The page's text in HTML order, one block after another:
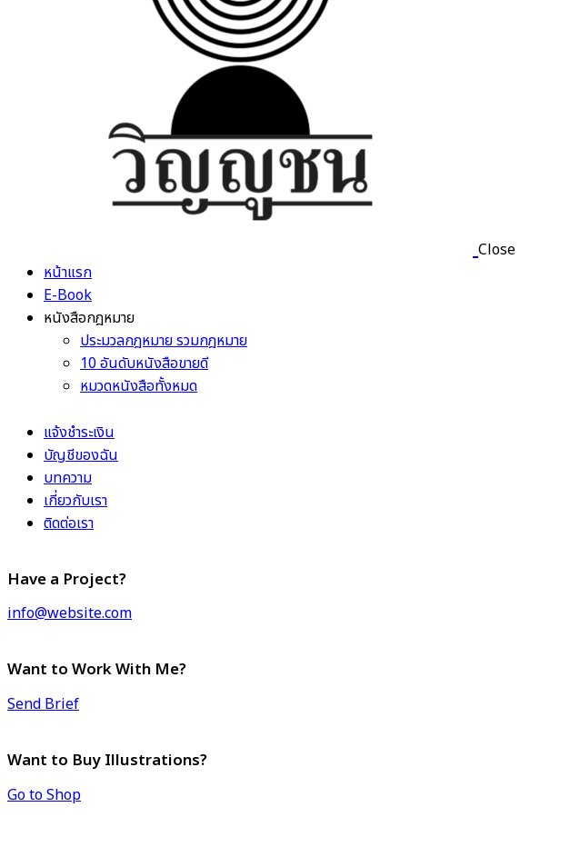
Close
หน้าแรก
E-Book
หนังสือกฎหมาย
ประมวลกฎหมาย รวมกฎหมาย
10 อันดับหนังสือขายดี
หมวดหนังสือทั้งหมด
แจ้งชำระเงิน
บัญชีของฉัน
บทความ
เกี่ยวกับเรา
ติดต่อเรา
Have a Project?
info@website.com
Want to Work With Me?
Send Brief
Want to Buy Illustrations?
Go to Shop